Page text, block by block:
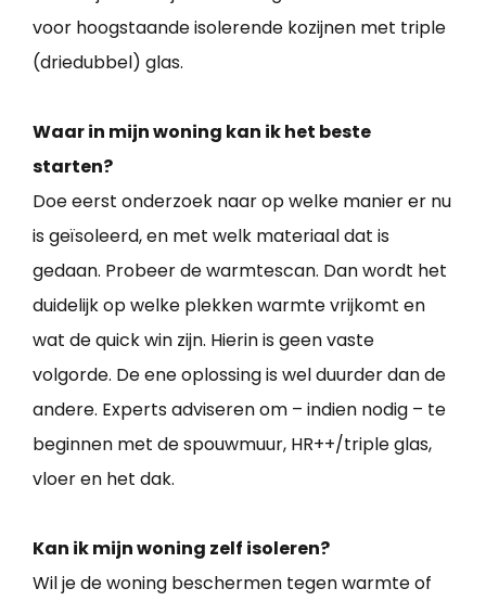
voor hoogstaande isolerende kozijnen met triple
(driedubbel) glas.
Waar in mijn woning kan ik het beste
starten?
Doe eerst onderzoek naar op welke manier er nu
is geïsoleerd, en met welk materiaal dat is
gedaan. Probeer de warmtescan. Dan wordt het
duidelijk op welke plekken warmte vrijkomt en
wat de quick win zijn. Hierin is geen vaste
volgorde. De ene oplossing is wel duurder dan de
andere. Experts adviseren om – indien nodig – te
beginnen met de spouwmuur, HR++/triple glas,
vloer en het dak.
Kan ik mijn woning zelf isoleren?
Wil je de woning beschermen tegen warmte of